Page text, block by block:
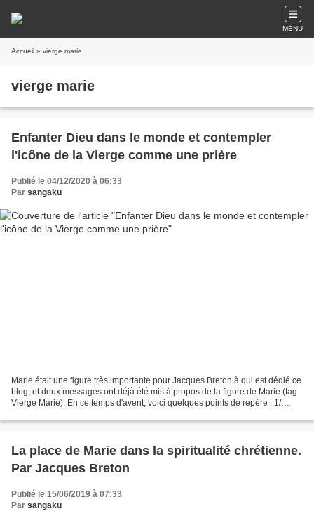
MENU
Accueil » vierge marie
vierge marie
Enfanter Dieu dans le monde et contempler
l'icône de la Vierge comme une prière
Publié le 04/12/2020 à 06:33
Par sangaku
Marie était une figure très importante pour Jacques Breton à qui est dédié ce
blog, et deux messages ont déjà été mis à propos de la figure de Marie (tag
Vierge Marie). En ce temps d'avent, voici quelques points de repère : 1/
La place de Marie dans la spiritualité chrétienne.
Par Jacques Breton
Publié le 15/06/2019 à 07:33
Par sangaku